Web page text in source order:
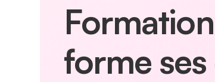
forme